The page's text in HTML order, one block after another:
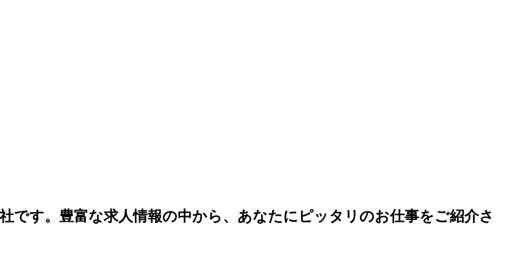
です。豊富な求人情報の中から、あなたにピッタリのお仕事をご紹介さ